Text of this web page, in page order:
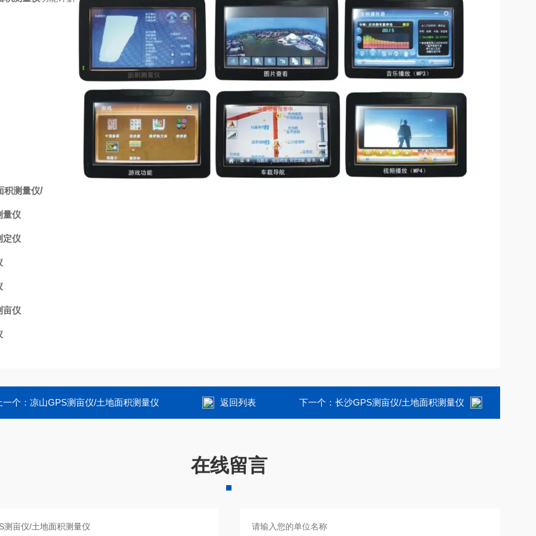
积测量仪/
量仪
定仪
亩仪
一个： 凉山GPS测亩仪/土地面积测量仪 返回列表 下一个： 长沙GPS测亩仪/土地面积测量仪
在线留言